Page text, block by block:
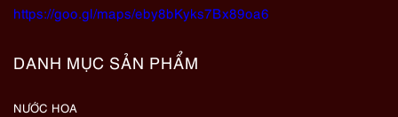
https://goo.gl/maps/eby8bKyks7Bx89oa6
DANH MỤC SẢN PHẨM
NƯỚC HOA